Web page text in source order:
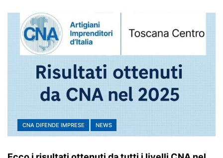
CNA DIFENDE IMPRESE NEWS